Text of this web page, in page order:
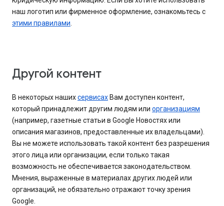
наш логотип или фирменное оформление, ознакомьтесь с
этими правилами
Другой контент
В некоторых нашихсервисах Вам доступен контент,
который принадлежит другим людям или организациям
(например, газетные статьи в Google Новостях или
описания магазинов, предоставленные их владельцами).
Вы не можете использовать такой контент без разрешения
этого лица или организации, если только такая
возможность не обеспечивается законодательством.
Мнения, выраженные в материалах других людей или
организаций, не обязательно отражают точку зрения
Google.